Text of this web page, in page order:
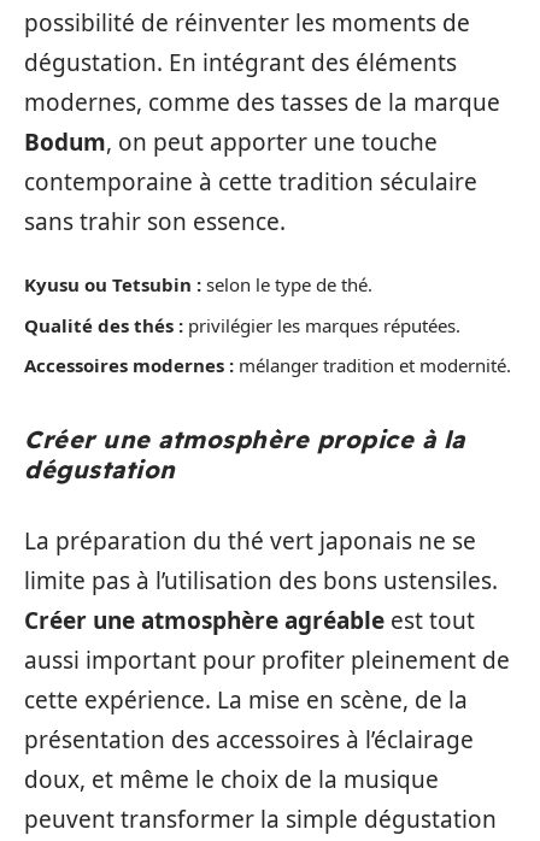
possibilité de réinventer les moments de
dégustation. En intégrant des éléments
modernes, comme des tasses de la marque
Bodum, on peut apporter une touche
contemporaine à cette tradition séculaire
sans trahir son essence.
Kyusu ou Tetsubin : selon le type de thé.
Qualité des thés : privilégier les marques réputées.
Accessoires modernes : mélanger tradition et modernité.
Créer une atmosphère propice à la
dégustation
La préparation du thé vert japonais ne se
limite pas à l’utilisation des bons ustensiles.
Créer une atmosphère agréable est tout
aussi important pour profiter pleinement de
cette expérience. La mise en scène, de la
présentation des accessoires à l’éclairage
doux, et même le choix de la musique
peuvent transformer la simple dégustation